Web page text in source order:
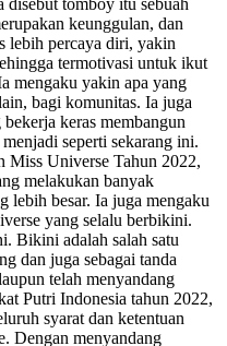
keunggulan, dan
lebih percaya diri, yakin
termotivasi untuk ikut
mengaku yakin apa yang
bagi komunitas. Ia juga
keras membangun
seperti sekarang ini.
Miss Universe Tahun 2022,
melakukan banyak
lebih besar. Ia juga mengaku
yang selalu berbikini.
Bikini adalah salah satu
dan juga sebagai tanda
telah menyandang
Putri Indonesia tahun 2022,
syarat dan ketentuan
Dengan menyandang